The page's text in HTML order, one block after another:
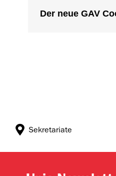
Der neue GAV
Sekretariate